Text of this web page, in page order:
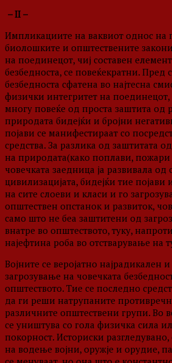
– II –
Импликациите на ваквиот однос на
биолошките и општествените
на поединецот, чиј составен
безбедноста, се повеќекратни. Пред
безбедноста сфатена во најтесна
физички интегритет на
многу повеќе од проста заштита од
природата бидејќи и бројни
појави се манифестираат со
средства. За разлика од заштитата
на природата(како поплави, пожари
човечката заедница ја развивала
цивилизацијата, бидејќи тие појави
на сите слоеви и класи и го
општествен опстанок и развиток,
само што не беа заштитени од
внатре во општеството, туку,
најефтина роба во отстварување на
Војните се веројатно најрадикален
загрозување на човечката
општеството. Тие се последно
да ги реши натрупаните
различните општествени групи. Во
се уништува со гола физичка сила
покорност. Историски
на водење војни, оружје и орудие,